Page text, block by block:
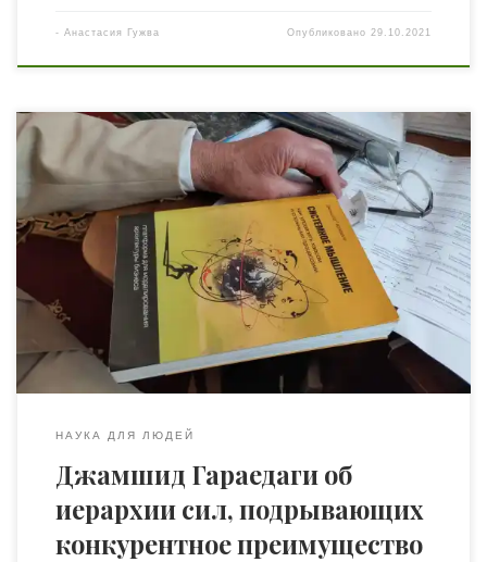
- Анастасия Гужва Опубликовано 29.10.2021
«Самые трудноискоренимые привычки – те, которые
давали неплохие результаты на протяжении какого-то
времени и за которые их обладателя хвалили и
всячески поощряли. Если ни с того ни с сего сказать
такому человеку, что его рецепт успех утратил свою
силу, он вам просто не поверит: его личный опыт
опровергает ваши слова. […]
НАУКА ДЛЯ ЛЮДЕЙ
Джамшид Гараедаги об
иерархии сил, подрывающих
конкурентное преимущество